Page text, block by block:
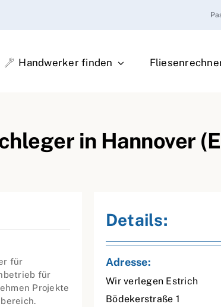
Handwerker finden
in Hannover
für
für
Projekte
Details:
Adresse:
Wir verlegen Estrich
Bödekerstraße 1